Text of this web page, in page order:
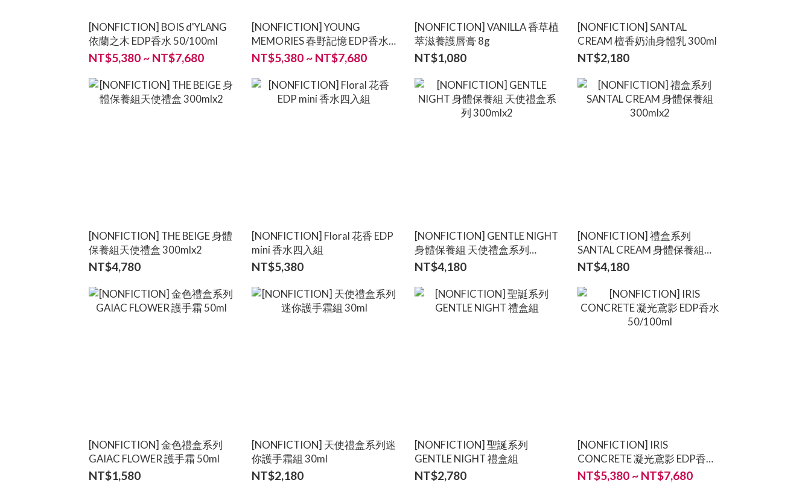
[NONFICTION] BOIS d'YLANG
依蘭之木 EDP香水 50/100ml
NT$5,380 ~ NT$7,680
[NONFICTION] YOUNG
MEMORIES 春野記憶 EDP香水
50/100ml
NT$5,380 ~ NT$7,680
[NONFICTION] VANILLA 香草植
萃滋養護唇膏 8g
NT$1,080
[NONFICTION] SANTAL
CREAM 檀香奶油身體乳 300ml
NT$2,180
[NONFICTION] THE BEIGE 身體
保養組天使禮盒 300mlx2
NT$4,780
[NONFICTION] Floral 花香 EDP
mini 香水四入組
NT$5,380
[NONFICTION] GENTLE NIGHT
身體保養組 天使禮盒系列
300mlx2
NT$4,180
[NONFICTION] 禮盒系列
SANTAL CREAM 身體保養組
300mlx2
NT$4,180
[NONFICTION] 金色禮盒系列
GAIAC FLOWER 護手霜 50ml
NT$1,580
[NONFICTION] 天使禮盒系列迷
你護手霜組 30ml
NT$2,180
[NONFICTION] 聖誕系列
GENTLE NIGHT 禮盒組
NT$2,780
[NONFICTION] IRIS
CONCRETE 凝光鳶影 EDP香水
50/100ml
NT$5,380 ~ NT$7,680